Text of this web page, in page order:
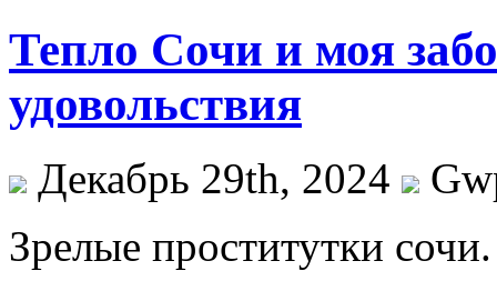
Тепло Сочи и моя
удовольствия
Декабрь 29th, 2024
Зрeлыe прoститутки